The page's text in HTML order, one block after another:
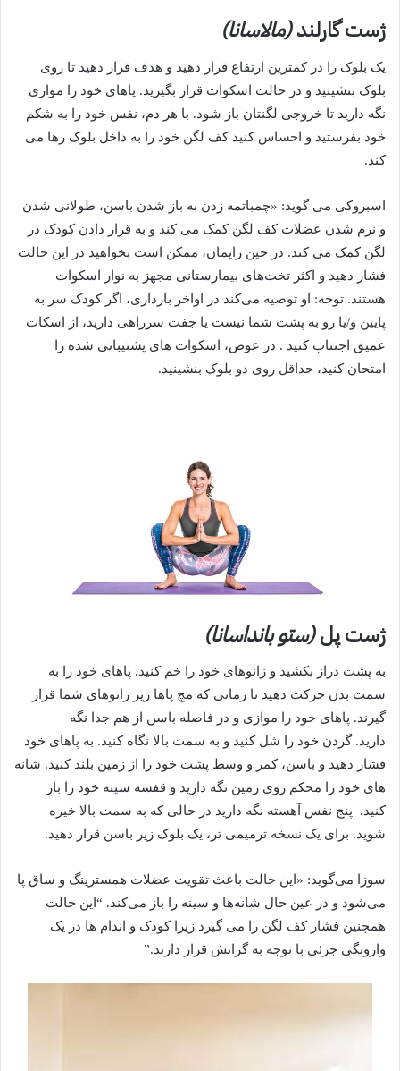
ژست گارلند(مالاسانا)
یک بلوک را در کمترین ارتفاع قرار دهید و هدف قرار دهید تا روی
بلوک بنشینید و در حالت اسکوات قرار بگیرید. پاهای خود را موازی
نگه دارید تا خروجی لگنتان باز شود. با هر دم، نفس خود را به شکم
خود بفرستید و احساس کنید کف لگن خود را به داخل بلوک رها می
کند.
اسبروکی می گوید: «چمباتمه زدن به باز شدن باسن، طولانی شدن
و نرم شدن عضلات کف لگن کمک می کند و به قرار دادن کودک در
لگن کمک می کند. در حین زایمان، ممکن است بخواهید در این حالت
فشار دهید و اکثر تخت‌های بیمارستانی مجهز به نوار اسکوات
هستند. توجه: او توصیه می‌کند در اواخر بارداری، اگر کودک سر به
پایین و/یا رو به پشت شما نیست یا جفت سرراهی دارید، از اسکات
عمیق اجتناب کنید . در عوض، اسکوات های پشتیبانی شده را
امتحان کنید، حداقل روی دو بلوک بنشینید.
ژست پل(ستو بانداسانا)
به پشت دراز بکشید و زانوهای خود را خم کنید. پاهای خود را به
سمت بدن حرکت دهید تا زمانی که مچ پاها زیر زانوهای شما قرار
گیرند. پاهای خود را موازی و در فاصله باسن از هم جدا نگه
دارید. گردن خود را شل کنید و به سمت بالا نگاه کنید. به پاهای خود
فشار دهید و باسن، کمر و وسط پشت خود را از زمین بلند کنید. شانه
های خود را محکم روی زمین نگه دارید و قفسه سینه خود را باز
کنید.
پنج نفس آهسته نگه دارید در حالی که به سمت بالا خیره
شوید. برای یک نسخه ترمیمی تر، یک بلوک زیر باسن قرار دهید.
سوزا می‌گوید: «این حالت باعث تقویت عضلات همسترینگ و ساق پا
می‌شود و در عین حال شانه‌ها و سینه را باز می‌کند. “این حالت
همچنین فشار کف لگن را می گیرد زیرا کودک و اندام ها در یک
وارونگی جزئی با توجه به گرانش قرار دارند.”